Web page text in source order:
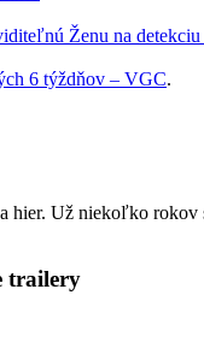
Ženu na
6 týždňov – VGC.
hier. Už niekoľko
trailery